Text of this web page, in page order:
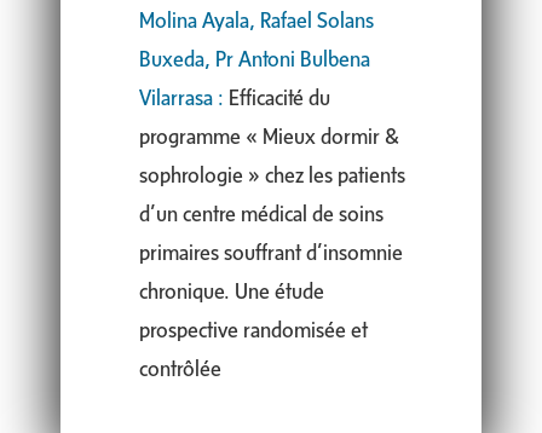
Molina Ayala, Rafael Solans
Buxeda, Pr Antoni Bulbena
Vilarrasa : Efficacité du
programme « Mieux dormir &
sophrologie » chez les patients
d’un centre médical de soins
primaires souffrant d’insomnie
chronique. Une étude
prospective randomisée et
contrôlée